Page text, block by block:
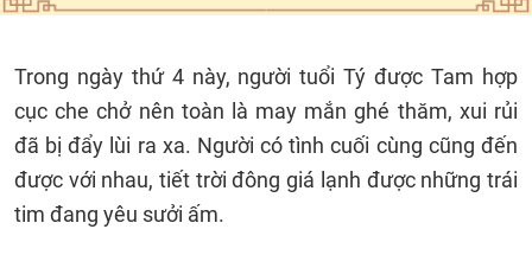
Trong ngày thứ 4 này, người tuổi Tý được Tam hợp
cục che chở nên toàn là may mắn ghé thăm, xui rủi
đã bị đẩy lùi ra xa. Người có tình cuối cùng cũng đến
được với nhau, tiết trời đông giá lạnh được những trái
tim đang yêu sưởi ấm.